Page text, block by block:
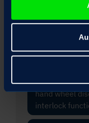
motor
hand wheel
interlock